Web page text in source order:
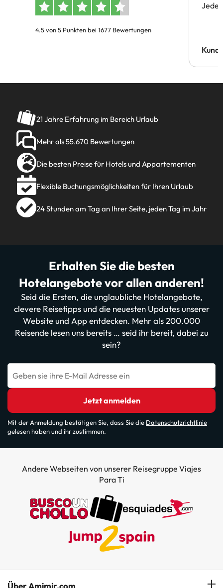
4.5 von 5 Punkten bei 1677 Bewertungen
21 Jahre Erfahrung im Bereich Urlaub
Mehr als 55.670 Bewertungen
Die besten Preise für Hotels und Appartementen
Flexible Buchungsmöglichkeiten für Ihren Urlaub
24 Stunden am Tag an Ihrer Seite, jeden Tag im Jahr
Erhalten Sie die besten
Hotelangebote vor allen anderen!
Seid die Ersten, die unglaubliche Hotelangebote,
clevere Reisetipps und die neuesten Updates unserer
Website und App entdecken. Mehr als 200.000
Reisende lesen uns bereits … seid ihr bereit, dabei zu
sein?
Geben sie ihre E-Mail Adresse ein
Jetzt anmelden
Mit der Anmeldung bestätigen Sie, dass Sie die Datenschutzrichtlinie
gelesen haben und ihr zustimmen.
Andere Webseiten von unserer Reisegruppe Viajes
Para Ti